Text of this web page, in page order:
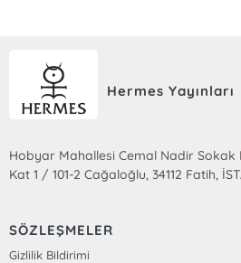
Hermes Yayınları
Hobyar Mahallesi Cemal Nadir Sokak
Kat 1 / 101-2 Cağaloğlu, 34112 Fatih,
SÖZLEŞMELER
Gizlilik Bildirimi